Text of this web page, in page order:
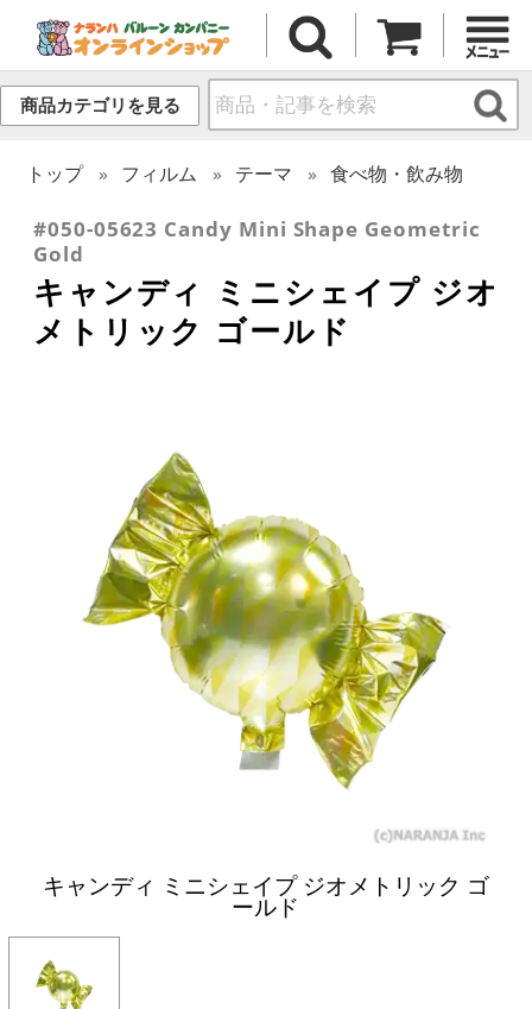
商品カテゴリを見る
トップ フィルム テーマ 食べ物・飲み物
#050-05623 Candy Mini Shape Geometric
Gold
キャンディ ミニシェイプ ジオ
メトリック ゴールド
キャンディ ミニシェイプ ジオメトリック ゴ
ールド